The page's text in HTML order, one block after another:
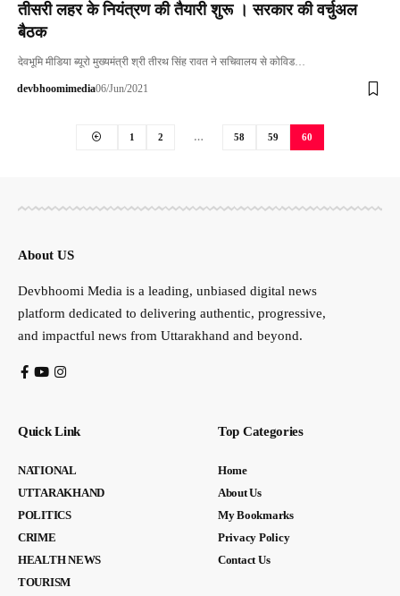
तीसरी लहर के नियंत्रण की तैयारी शुरू । सरकार की वर्चुअल
बैठक
देवभूमि मीडिया ब्यूरो मुख्यमंत्री श्री तीरथ सिंह रावत ने सचिवालय से कोविड…
devbhoomimedia06/Jun/2021
1 2 … 58 59 60
About US
Devbhoomi Media is a leading, unbiased digital news
platform dedicated to delivering authentic, progressive,
and impactful news from Uttarakhand and beyond.
Quick Link
NATIONAL
UTTARAKHAND
POLITICS
CRIME
HEALTH NEWS
TOURISM
Top Categories
Home
About Us
My Bookmarks
Privacy Policy
Contact Us